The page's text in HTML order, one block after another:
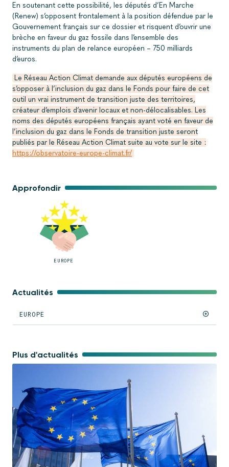
Approfondir
EUROPE
Actualités
EUROPE
En soutenant cette possibilité, les députés d’En Marche
(Renew) s’opposent frontalement à la position défendue par le
Gouvernement français sur ce dossier et risquent d’ouvrir une
brèche en faveur du gaz fossile dans l’ensemble des
instruments du plan de relance européen – 750 milliards
d’euros.
Le Réseau Action Climat demande aux députés européens de
s’opposer à l’inclusion du gaz dans le Fonds pour faire de cet
outil un vrai instrument de transition juste des territoires,
créateur d’emplois d’avenir locaux et non-délocalisables. Les
noms des députés européens français ayant voté en faveur de
l’inclusion du gaz dans le Fonds de transition juste seront
publiés par le Réseau Action Climat suite au vote sur le site :
https://observatoire-europe-climat.fr/
Plus d'actualités